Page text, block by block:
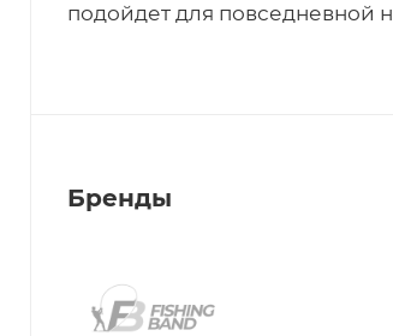
подойдет для повседневной
Бренды